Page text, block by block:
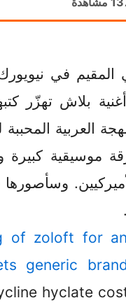
المقيم في
بلاش تهزّر
العربية
موسيقية
وسأصورها
of zoloft for
generic
hyclate